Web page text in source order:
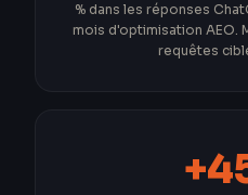
% dans les réponses
mois d'optimisation AEO.
requêtes